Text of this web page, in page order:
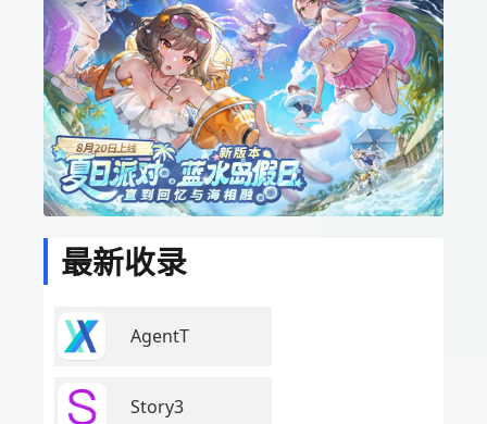
最新收录
AgentT
Story3